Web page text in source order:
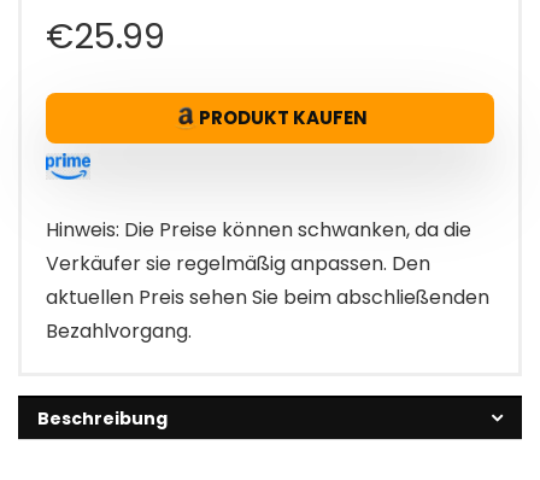
€25.99
PRODUKT KAUFEN
Hinweis: Die Preise können schwanken, da die
Verkäufer sie regelmäßig anpassen. Den
aktuellen Preis sehen Sie beim abschließenden
Bezahlvorgang.
Beschreibung